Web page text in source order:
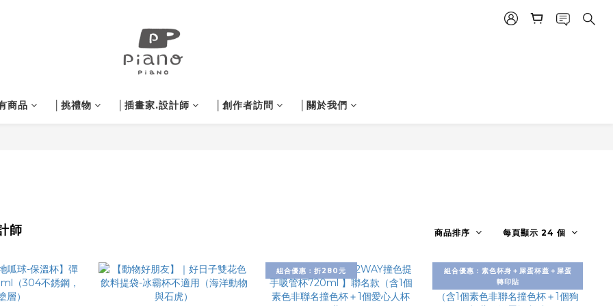
商品 │挑禮物 │插畫家.設計師 │創作者訪問 │關於我們
師 商品排序 每頁顯示 24 個
組合優惠：折280元
組合優惠：素色杯身＋屎蛋杯蓋＋屎蛋
轉印貼